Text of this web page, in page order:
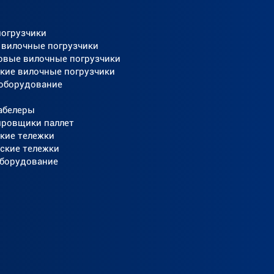
погрузчики
вилочные погрузчики
вилочные погрузчики
паллет
тележки
тележки